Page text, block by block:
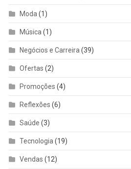
Moda (1)
Música (1)
Negócios e Carreira (39)
Ofertas (2)
Promoções (4)
Reflexões (6)
Saúde (3)
Tecnologia (19)
Vendas (12)